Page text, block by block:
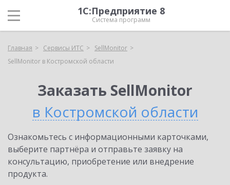
1С:Предприятие 8
Система программ
Главная Сервисы ИТС
SellMonitor
SellMonitor в Костромской области
Заказать SellMonitor
в Костромской области
Ознакомьтесь с информационными карточками,
выберите партнёра и отправьте заявку на
консультацию, приобретение или внедрение
продукта.